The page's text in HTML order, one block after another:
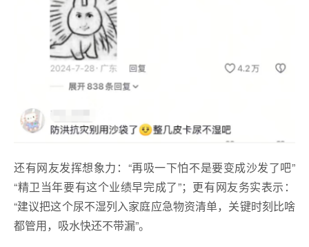
还有网友发挥想象力：“再吸一下怕不是要变成沙发了吧”
“精卫当年要有这个业绩早完成了”；更有网友务实表示：
“建议把这个尿不湿列入家庭应急物资清单，关键时刻比啥
都管用，吸水快还不带漏”。